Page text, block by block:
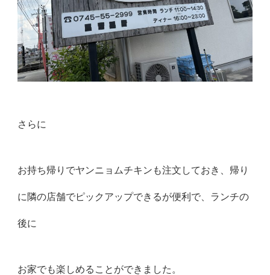
さらに
お持ち帰りでヤンニョムチキンも注文しておき、帰り
に隣の店舗でピックアップできるが便利で、ランチの
後に
お家でも楽しめることができました。